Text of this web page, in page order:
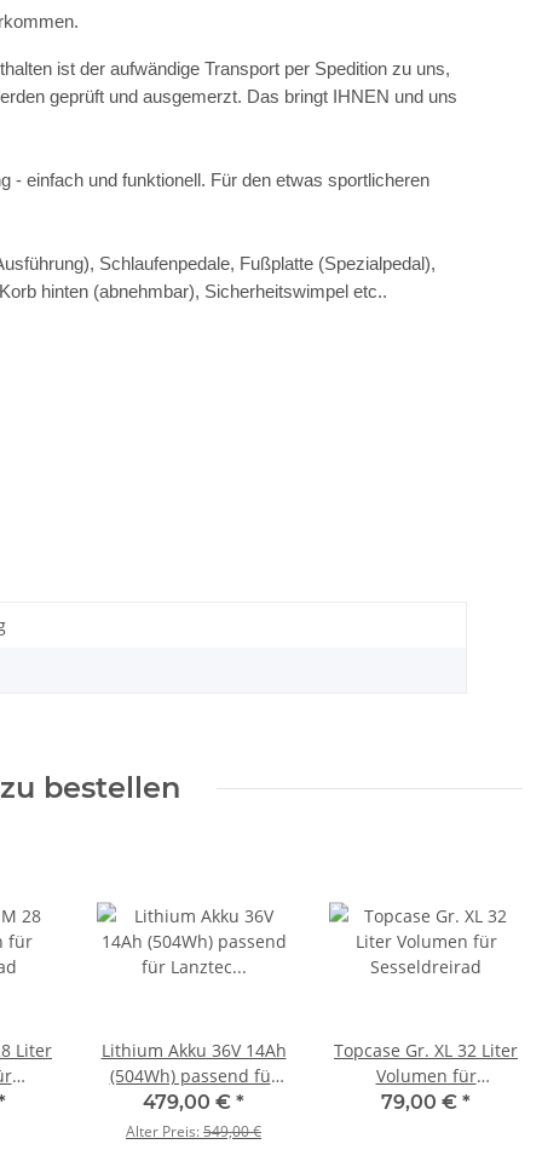
ist der aufwändige Transport per Spedition zu uns,
geprüft und ausgemerzt. Das bringt IHNEN und uns
- einfach und funktionell. Für den etwas sportlicheren
Schlaufenpedale, Fußplatte (Spezialpedal),
hinten (abnehmbar), Sicherheitswimpel etc..
bestellen
Liter
Lithium Akku 36V 14Ah
(504Wh) passend für
Lanztec Sesseldreirad
479,00 € *
Alter Preis:549,00 €
Topcase Gr. XL 32 Liter
Volumen für
Sesseldreirad
79,00 € *